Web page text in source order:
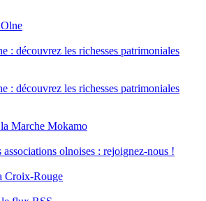
: découvrez les richesses patrimoniales
: découvrez les richesses patrimoniales
Marche Mokamo
olnoises : rejoignez-nous !
Croix-Rouge